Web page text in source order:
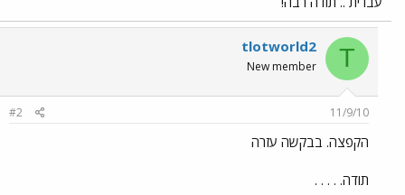
T
tlotworld2
New member
11/9/10
#2
הקפצה. בבקשה עזרה
תודה. . . . .